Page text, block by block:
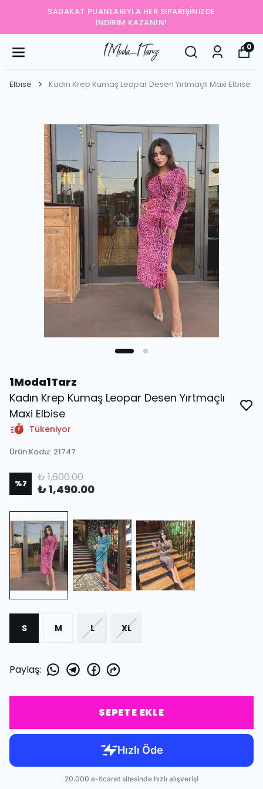
SADAKAT PUANLARIYLA HER SIPARIŞINIZDE
İNDIRIM KAZANIN!
0
Elbise Kadın Krep Kumaş Leopar Desen Yırtmaçlı Maxi Elbise
1Moda1Tarz
Kadın Krep Kumaş Leopar Desen Yırtmaçlı
Maxi Elbise
Tükeniyor
Ürün Kodu: 21747
%7 ₺ 1,600.00
₺ 1,490.00
S M L XL
Paylaş:
SEPETE EKLE